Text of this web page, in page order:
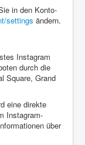
in den Konto-
settings ändern.
Instagram
durch die
Square, Grand
eine direkte
Instagram-
über